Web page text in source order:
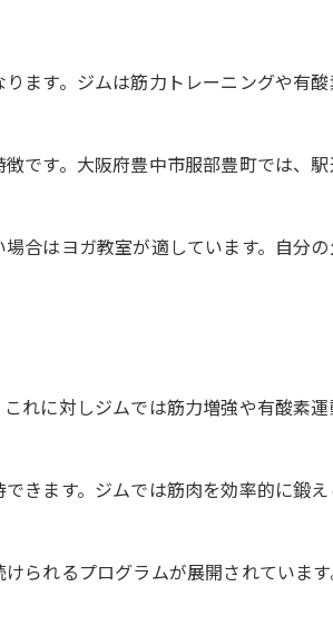
ます。ジムは筋力トレーニングや有
です。大阪府豊中市服部豊町では、
合はヨガ教室が適しています。自分
れに対しジムでは筋力増強や有酸素運
きます。ジムでは筋肉を効率的に鍛え
られるプログラムが展開されていま